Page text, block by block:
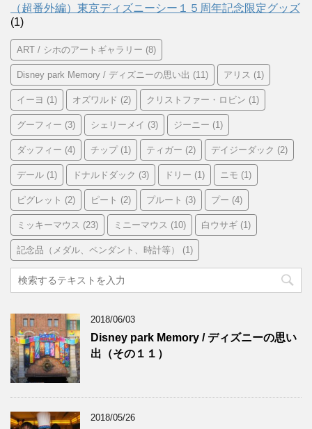
（超番外編）東京ディズニーシー１５周年記念限定グッズ
(1)
ART / シホのアートギャラリー (8)
Disney park Memory / ディズニーの思い出 (11) アリス (1)
イーヨ (1) オズワルド (2) クリストファー・ロビン (1)
グーフィー (3) シェリーメイ (3) ジーニー (1)
ダッフィー (4) チップ(1) ティガー (2) デイジーダック (2)
デール (1) ドナルドダック (3) ドリー (1) ニモ (1)
ピグレット (2) ピート (2) プルート (3) プー (4)
ミッキーマウス (23) ミニーマウス (10) 白ウサギ (1)
記念品（メダル、ペンダント、時計等） (1)
2018/06/03
Disney park Memory / ディズニーの思い
出（その１１）
2018/05/26